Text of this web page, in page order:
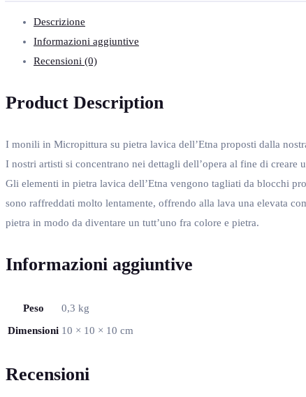
Descrizione
Informazioni aggiuntive
Recensioni (0)
Product Description
I monili in Micropittura su pietra lavica dell’Etna proposti dalla
I nostri artisti si concentrano nei dettagli dell’opera al fine di creare
Gli elementi in pietra lavica dell’Etna vengono tagliati da blocchi
sono raffreddati molto lentamente, offrendo alla lava una elevata
pietra in modo da diventare un tutt’uno fra colore e pietra.
Informazioni aggiuntive
Peso
0,3 kg
Dimensioni 10 × 10 × 10 cm
Recensioni